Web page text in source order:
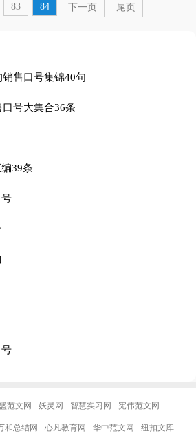
83 84 下一页 尾页
售口号集锦40句
号大集合36条
39条
范文网 妖灵网 智慧实习网 宪伟范文网
和总结网 心凡教育网 华中范文网 纽扣文库